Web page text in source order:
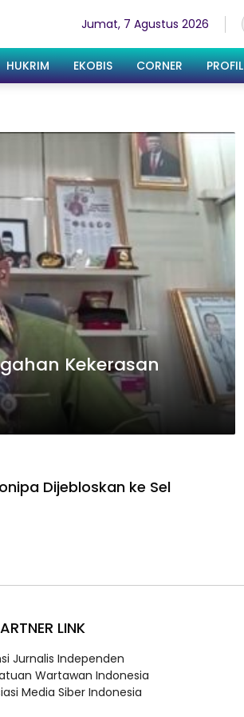
Jumat, 7 Agustus 2026
HUKRIM EKOBIS CORNER PROFIL
Kekerasan
Dijebloskan ke Sel
LINK
Jurnalis Independen
Wartawan Indonesia
Media Siber Indonesia